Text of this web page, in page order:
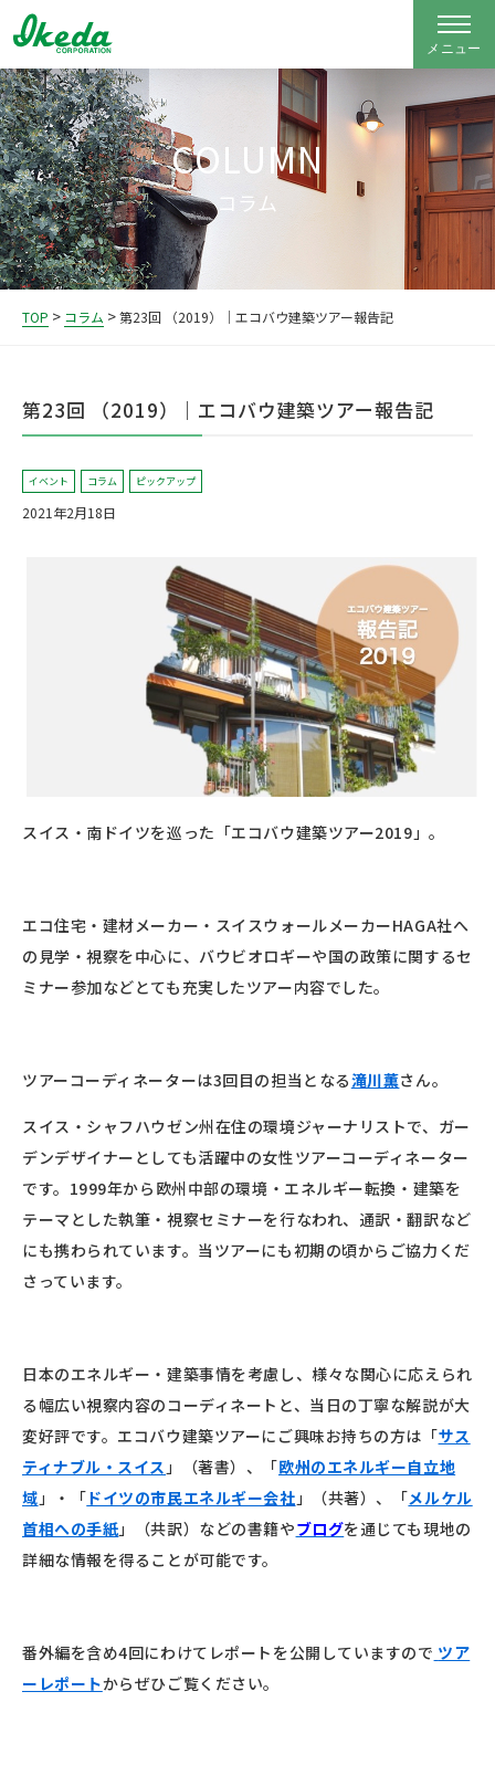
COLUMN
コラム
TOP > コラム >第23回 （2019）｜エコバウ建築ツアー報告記
第23回 （2019）｜エコバウ建築ツアー報告記
イベント コラム ピックアップ
2021年2月18日
スイス・南ドイツを巡った「エコバウ建築ツアー2019」。
エコ住宅・建材メーカー・スイスウォールメーカーHAGA社へ
の見学・視察を中心に、バウビオロギーや国の政策に関するセ
ミナー参加などとても充実したツアー内容でした。
ツアーコーディネーターは3回目の担当となる滝川薫さん。
スイス・シャフハウゼン州在住の環境ジャーナリストで、ガー
デンデザイナーとしても活躍中の女性ツアーコーディネーター
です。1999年から欧州中部の環境・エネルギー転換・建築を
テーマとした執筆・視察セミナーを行なわれ、通訳・翻訳など
にも携わられています。当ツアーにも初期の頃からご協力くだ
さっています。
日本のエネルギー・建築事情を考慮し、様々な関心に応えられ
る幅広い視察内容のコーディネートと、当日の丁寧な解説が大
変好評です。エコバウ建築ツアーにご興味お持ちの方は「サス
ティナブル・スイス」（著書）、「欧州のエネルギー自立地
域」・「ドイツの市民エネルギー会社」（共著）、「メルケル
首相への手紙」（共訳）などの書籍やブログを通じても現地の
詳細な情報を得ることが可能です。
番外編を含め4回にわけてレポートを公開していますので ツア
ーレポートからぜひご覧ください。